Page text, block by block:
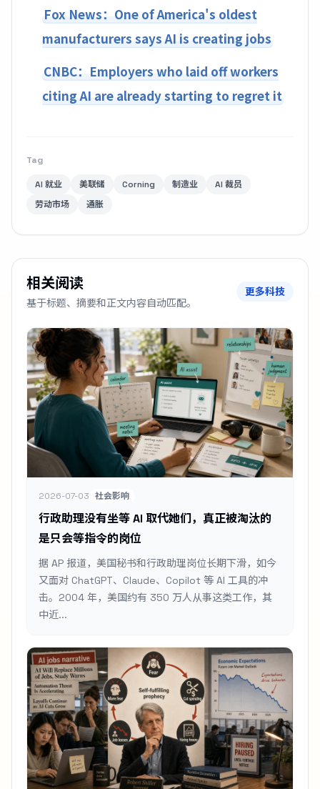
Fox News：One of America's oldest
manufacturers says AI is creating jobs
CNBC：Employers who laid off workers
citing AI are already starting to regret it
Tag
AI 就业 美联储 Corning 制造业
AI 裁员
劳动市场
通胀
相关阅读
基于标题、摘要和正文内容自动匹配。
更多科技
2026-07-03 社会影响
行政助理没有坐等 AI 取代她们，真正被淘汰的
是只会等指令的岗位
据 AP 报道，美国秘书和行政助理岗位长期下滑，如今
又面对 ChatGPT、Claude、Copilot 等 AI 工具的冲
击。2004 年，美国约有 350 万人从事这类工作，其
中近...